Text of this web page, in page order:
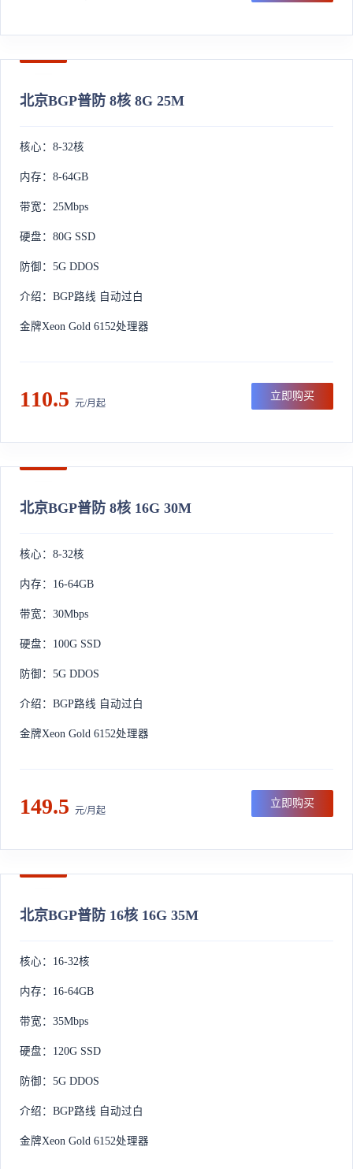
北京BGP普防 8核 8G 25M
核心：8-32核
内存：8-64GB
带宽：25Mbps
硬盘：80G SSD
防御：5G DDOS
介绍：BGP路线 自动过白
金牌Xeon Gold 6152处理器
110.5 元/月起
立即购买
北京BGP普防 8核 16G 30M
核心：8-32核
内存：16-64GB
带宽：30Mbps
硬盘：100G SSD
防御：5G DDOS
介绍：BGP路线 自动过白
金牌Xeon Gold 6152处理器
149.5 元/月起
立即购买
北京BGP普防 16核 16G 35M
核心：16-32核
内存：16-64GB
带宽：35Mbps
硬盘：120G SSD
防御：5G DDOS
介绍：BGP路线 自动过白
金牌Xeon Gold 6152处理器